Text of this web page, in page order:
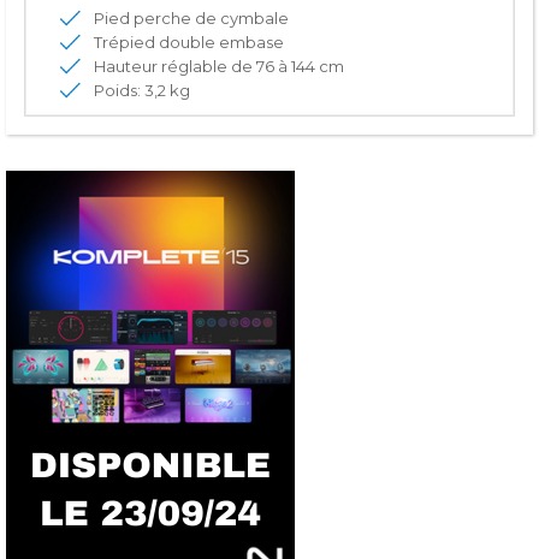
Pied perche de cymbale
Trépied double embase
Hauteur réglable de 76 à 144 cm
Poids: 3,2 kg